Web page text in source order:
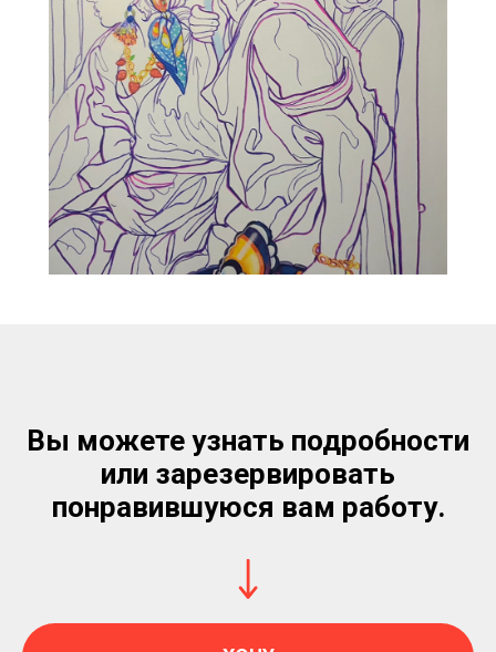
Вы можете узнать подробности
или зарезервировать
понравившуюся вам работу.